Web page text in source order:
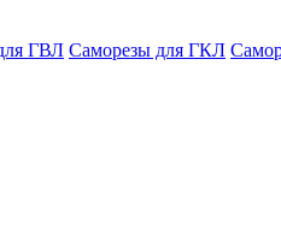
ГВЛ Саморезы для ГКЛ